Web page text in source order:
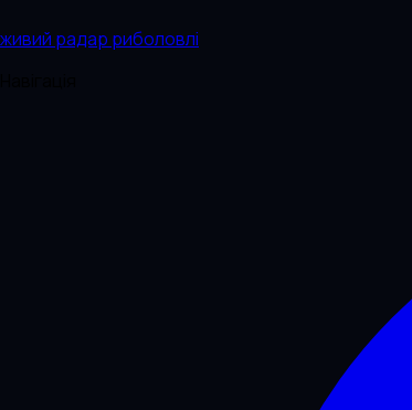
живий радар риболовлі